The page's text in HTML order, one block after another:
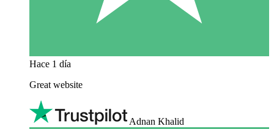
Hace 1 día
Great website
Adnan Khalid